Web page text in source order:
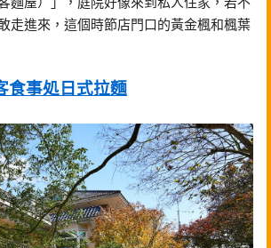
走進來，這個時節店門口的黃金楓和楓葉
食事処日式拉麵